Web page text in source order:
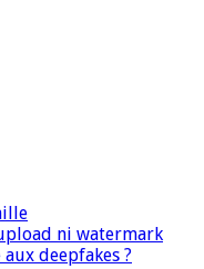
ni watermark
deepfakes ?